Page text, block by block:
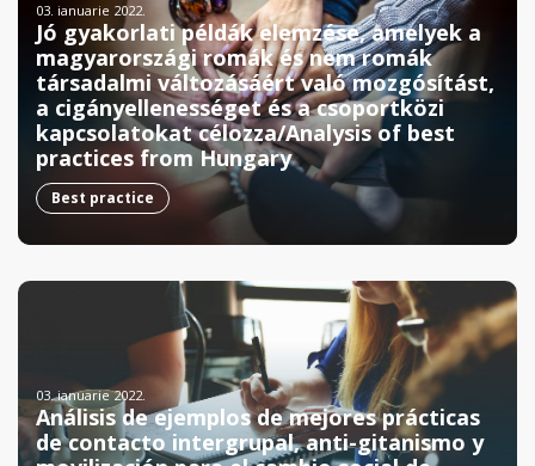
03. ianuarie 2022.
Jó gyakorlati példák elemzése, amelyek a
magyarországi romák és nem romák
társadalmi változásáért való mozgósítást,
a cigányellenességet és a csoportközi
kapcsolatokat célozza/Analysis of best
practices from Hungary
Best practice
03. ianuarie 2022.
Análisis de ejemplos de mejores prácticas
de contacto intergrupal, anti-gitanismo y